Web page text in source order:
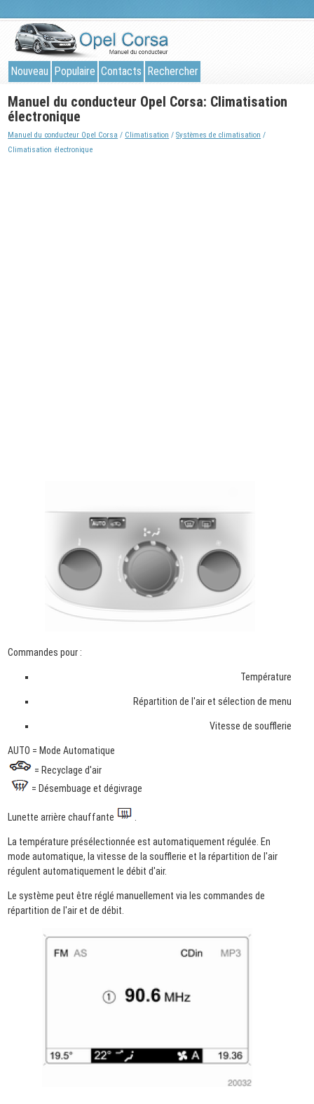
Nouveau Populaire Contacts Rechercher
Manuel du conducteur Opel Corsa: Climatisation
électronique
Manuel du conducteur Opel Corsa / Climatisation /Systèmes de climatisation /
Climatisation électronique
Commandes pour :
Température
Répartition de l'air et sélection de menu
Vitesse de soufflerie
AUTO = Mode Automatique
= Recyclage d'air
= Désembuage et dégivrage
Lunette arrière chauffante
La température présélectionnée est automatiquement régulée. En
mode automatique, la vitesse de la soufflerie et la répartition de l'air
régulent automatiquement le débit d'air.
Le système peut être réglé manuellement via les commandes de
répartition de l'air et de débit.